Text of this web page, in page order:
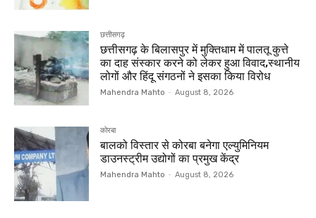
छत्तीसगढ़
छत्तीसगढ़ के बिलासपुर में मुक्तिधाम में पालतू कुत्ते
का दाह संस्कार करने को लेकर हुआ विवाद,स्थानीय
लोगों और हिंदू संगठनों ने इसका किया विरोध
Mahendra Mahto - August 8, 2026
कोरबा
बालको विस्तार से कोरबा बनेगा एल्युमिनियम
डाउनस्ट्रीम उद्योगों का प्रमुख केंद्र
Mahendra Mahto - August 8, 2026